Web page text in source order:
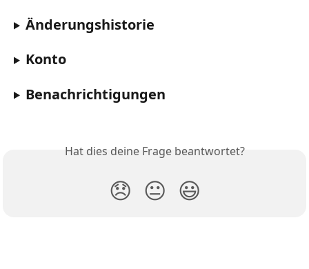
Änderungshistorie
Konto
Benachrichtigungen
Hat dies deine Frage beantwortet?
😞 😐 😃